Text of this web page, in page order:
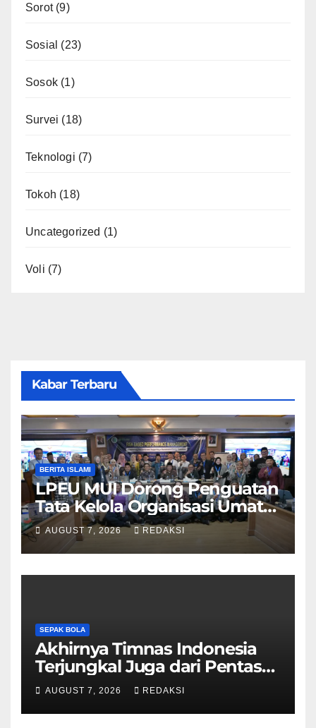
Sorot(9)
Sosial (23)
Sosok (1)
Survei (18)
Teknologi (7)
Tokoh (18)
Uncategorized (1)
Voli (7)
Kabar Terbaru
BERITA ISLAMI
LPEU MUI Dorong Penguatan
Tata Kelola Organisasi Umat
Lebih Profesional
AUGUST 7, 2026 REDAKSI
SEPAK BOLA
Akhirnya Timnas Indonesia
Terjungkal Juga dari Pentas
Piala AFF 2026
AUGUST 7, 2026 REDAKSI